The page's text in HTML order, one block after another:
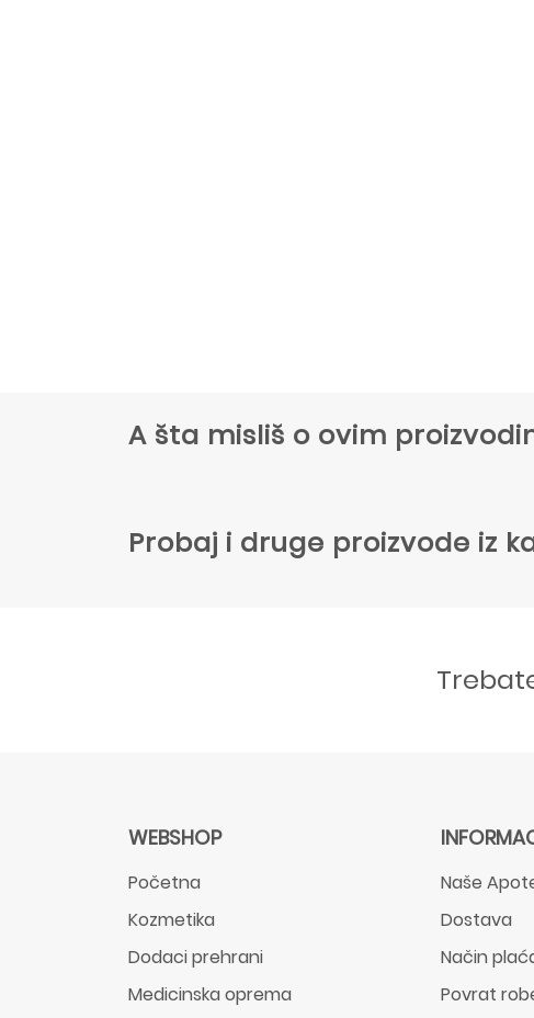
A šta misliš o ovim
Probaj i druge proizvode iz
WEBSHOP
Početna
Kozmetika
Dodaci prehrani
Medicinska oprema
Naše
Dostava
Način
Povrat